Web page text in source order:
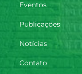
Eventos
Publicações
Notícias
Contato